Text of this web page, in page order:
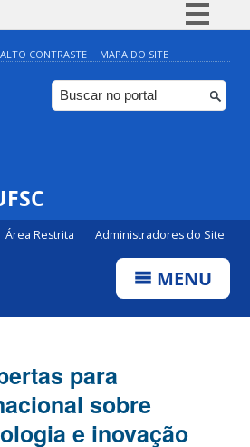
Simplifique!
Comunica BR
Participe
ALTO CONTRASTE MAPA DO SITE
Área Restrita Administradores do Site
MENU
para
sobre
e inovação